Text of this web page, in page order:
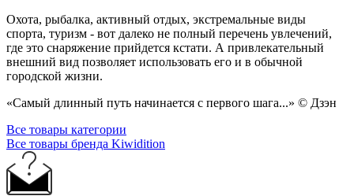
Охота, рыбалка, активный отдых, экстремальные виды
спорта, туризм - вот далеко не полный перечень увлечений,
где это снаряжение прийдется кстати. А привлекательный
внешний вид позволяет использовать его и в обычной
городской жизни.
«Самый длинный путь начинается с первого шага...» © Дзэн
Все товары категории
Все товары бренда Kiwidition